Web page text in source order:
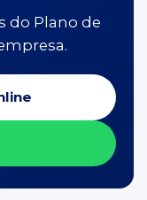
do Plano de